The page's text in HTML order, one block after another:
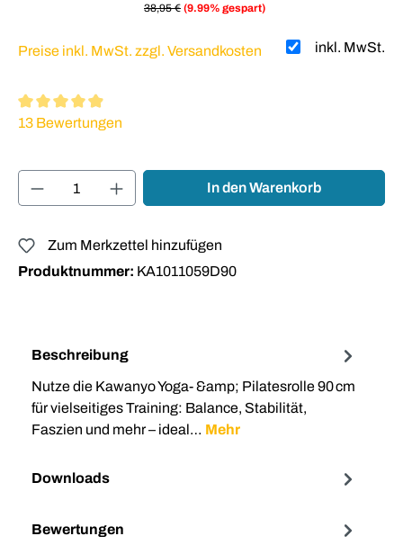
38,95 € (9.99% gespart)
inkl. MwSt.
Preise inkl. MwSt. zzgl. Versandkosten
Durchschnittliche Bewertung von 4.92 von 5 Sternen
13 Bewertungen
Produkt Anzahl: Gib den gewünschten
In den Warenkorb
Zum Merkzettel hinzufügen
Produktnummer: KA1011059D90
Beschreibung
Nutze die Kawanyo Yoga- &amp; Pilatesrolle 90 cm
für vielseitiges Training: Balance, Stabilität,
Faszien und mehr – ideal… Mehr
Downloads
Bewertungen